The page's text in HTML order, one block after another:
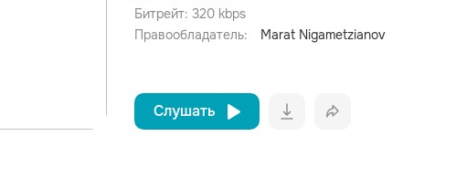
Битрейт: 320 kbps
Правообладатель:
Marat Nigametzianov
Слушать
После просмотра Вы сможете скачать 3 файла без
дополнительной рекламы!